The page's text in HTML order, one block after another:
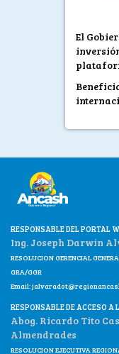
El
RESPONSABLE DEL PORTAL
Ing. Joseph Darwin
RESOLUCION GERENCIAL
GRA/GGR
Email:
RESPONSABLE DE ACCESO
Abog. Ricardo Tito
Almendrades
RESOLUCION EJECUTIVA